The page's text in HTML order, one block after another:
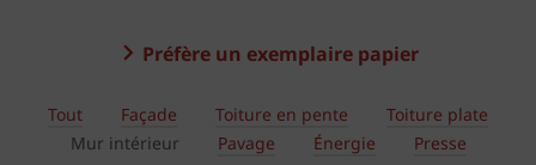
Préfère un exemplaire papier
Tout Façade Toiture en pente
Toiture plate
Mur intérieur
Pavage Énergie Presse